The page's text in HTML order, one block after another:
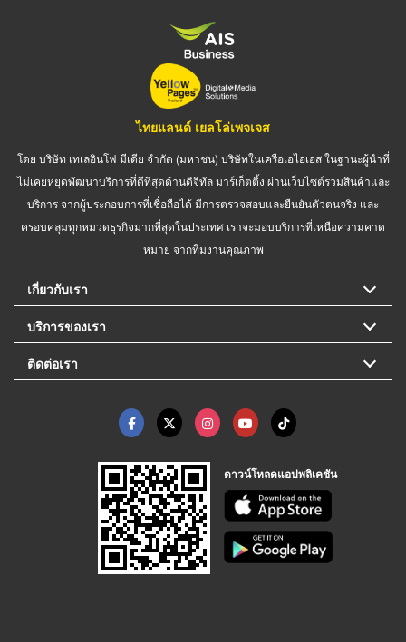
ไทยแลนด์ เยลโล่เพจเจส
โดย บริษัท เทเลอินโฟ มีเดีย จำกัด (มหาชน) บริษัทในเครือเอไอเอส ในฐานะผู้นำที่
ไม่เคยหยุดพัฒนาบริการที่ดีที่สุดด้านดิจิทัล มาร์เก็ตติ้ง ผ่านเว็บไซต์รวมสินค้าและ
บริการ จากผู้ประกอบการที่เชื่อถือได้ มีการตรวจสอบและยืนยันตัวตนจริง และ
ครอบคลุมทุกหมวดธุรกิจมากที่สุดในประเทศ เราจะมอบบริการที่เหนือความคาด
หมาย จากทีมงานคุณภาพ
เกี่ยวกับเรา
บริการของเรา
ติดต่อเรา
ดาวน์โหลดแอปพลิเคชัน